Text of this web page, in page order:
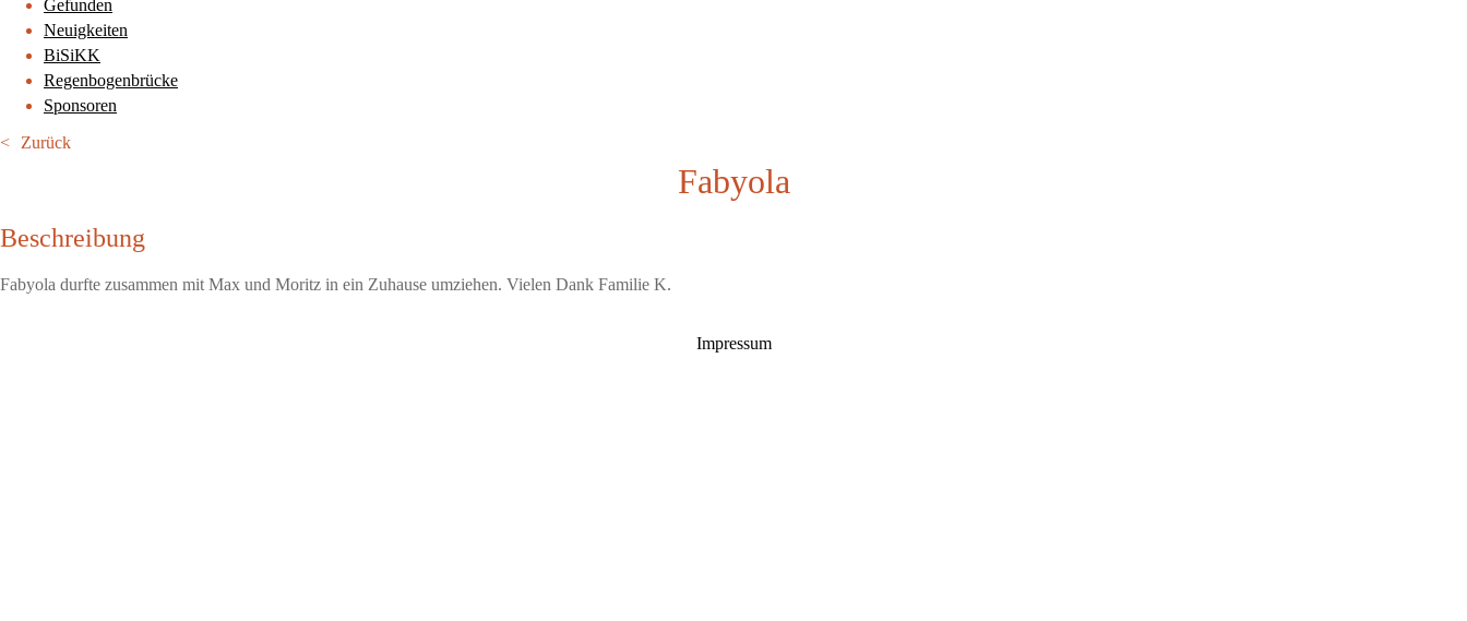
Gefunden
Neuigkeiten
BiSiKK
Regenbogenbrücke
Sponsoren
Zurück
Fabyola
Beschreibung
Fabyola durfte zusammen mit Max und Moritz in ein Zuhause umziehen. Vielen Dank Familie K.
Impressum